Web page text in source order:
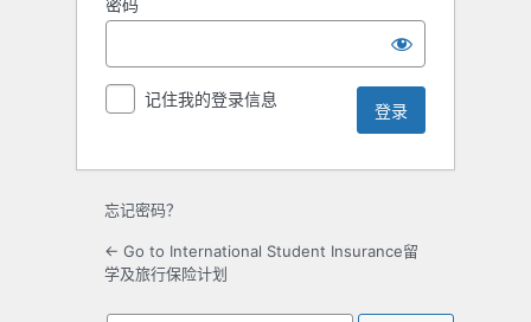
密码
记住我的登录信息
忘记密码？
← Go to International Student Insurance留
学及旅行保险计划